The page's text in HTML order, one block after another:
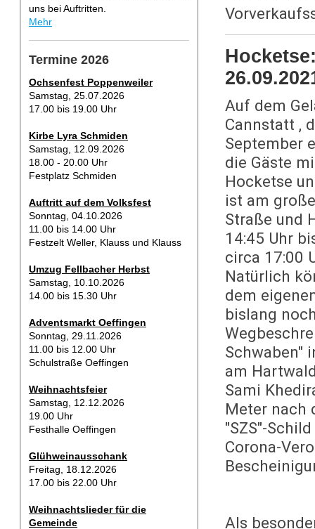
uns bei Auftritten.
Mehr
Termine 2026
Ochsenfest Poppenweiler
Samstag, 25.07.2026
17.00 bis 19.00 Uhr
Kirbe Lyra Schmiden
Samstag, 12.09.2026
18.00 - 20.00 Uhr
Festplatz Schmiden
Auftritt auf dem Volksfest
Sonntag, 04.10.2026
11.00 bis 14.00 Uhr
Festzelt Weller, Klauss und Klauss
Umzug Fellbacher Herbst
Samstag, 10.10.2026
14.00 bis 15.30 Uhr
Adventsmarkt Oeffingen
Sonntag, 29.11.2026
11.00 bis 12.00 Uhr
Schulstraße Oeffingen
Weihnachtsfeier
Samstag, 12.12.2026
19.00 Uhr
Festhalle Oeffingen
Glühweinausschank
Freitag, 18.12.2026
17.00 bis 22.00 Uhr
Weihnachtslieder für die
Gemeinde
Auf dem
Cannstatt ,
September
die Gäste
Hocketse
ist am
Straße und
14:45 Uhr
circa 17:00
Natürlich
dem
bislang
Schwaben"
am
Sami
Meter nach
"SZS"-
Corona-
Als